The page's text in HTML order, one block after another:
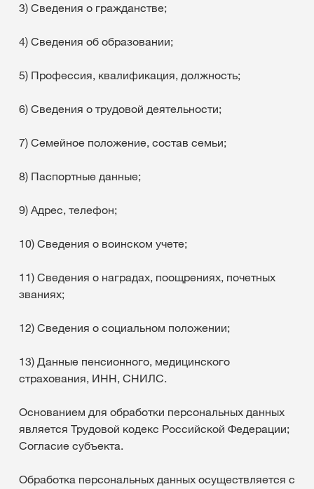
3) Сведения о гражданстве;
4) Сведения об образовании;
5) Профессия, квалификация, должность;
6) Сведения о трудовой деятельности;
7) Семейное положение, состав семьи;
8) Паспортные данные;
9) Адрес, телефон;
10) Сведения о воинском учете;
11) Сведения о наградах, поощрениях, почетных
званиях;
12) Сведения о социальном положении;
13) Данные пенсионного, медицинского
страхования, ИНН, СНИЛС.
Основанием для обработки персональных данных
является Трудовой кодекс Российской Федерации;
Согласие субъекта.
Обработка персональных данных осуществляется с